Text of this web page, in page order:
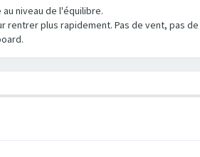
niveau de l'équilibre.
plus rapidement. Pas de vent, pas